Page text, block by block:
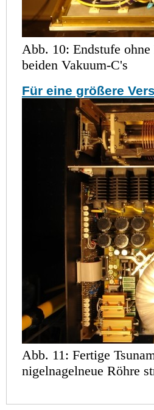
Abb. 10: Endstufe
beiden Vakuum-C's
Für eine größere
Abb. 11: Fertige
nigelnagelneue Röhre